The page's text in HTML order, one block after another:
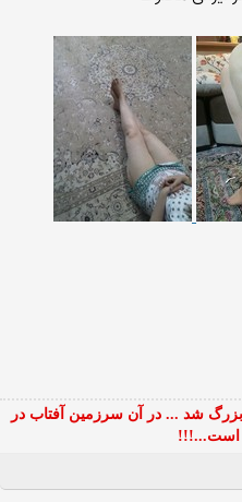
شد ... در آن سرزمین آفتاب در
است...!!!